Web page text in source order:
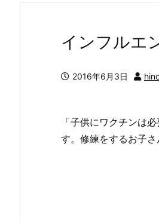
インフルエ
2016年6月3日
「子供にワクチンは
す。修練をするお子